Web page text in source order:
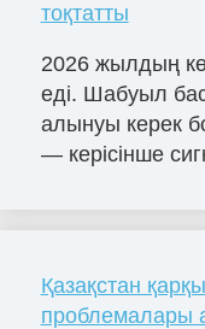
тоқтатты
2026 жылдың
еді. Шабуыл
алынуы керек
— керісінше
Қазақстан
проблемалары